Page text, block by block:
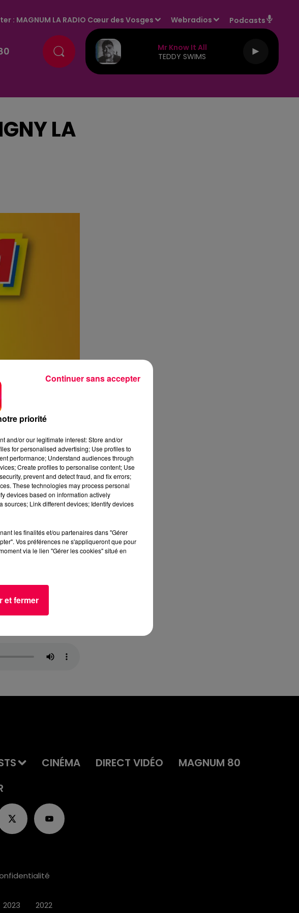
: MAGNUM LA RADIO Cœur des Vosges Webradios Podcasts
Mr Know It All
TEDDY SWIMS
LA
CINÉMA DIRECT VIDÉO
MAGNUM 80
2023 2022
priorité
and/or our legitimate interest: Store and/or
for personalised advertising; Use profiles to
performance; Understand audiences through
Create profiles to personalise content; Use
prevent and detect fraud, and fix errors;
These technologies may process personal
devices based on information actively
Link different devices; Identify devices
les finalités et/ou partenaires dans "Gérer
Vos préférences ne s'appliqueront que pour
via le lien "Gérer les cookies" situé en
et fermer
Continuer sans accepter